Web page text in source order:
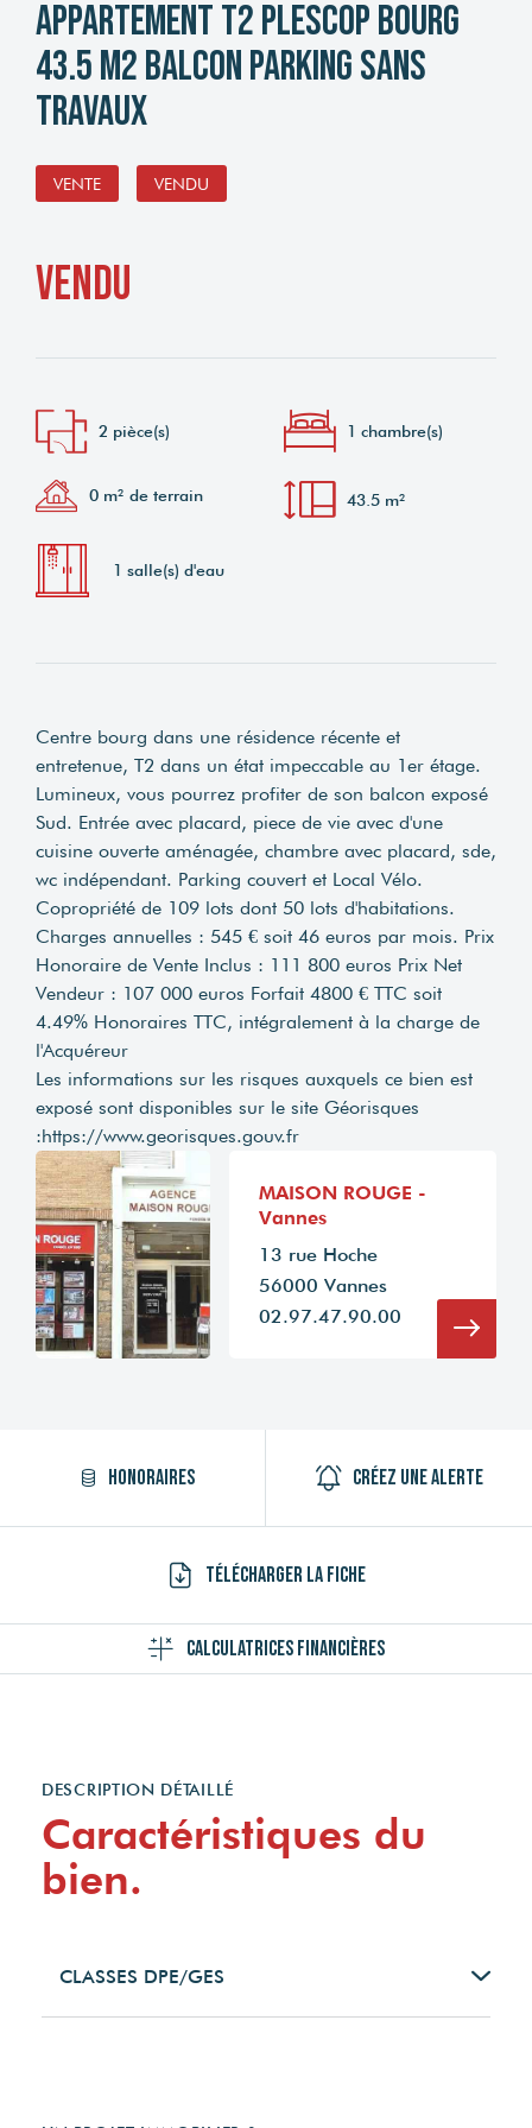
Appartement T2 Plescop Bourg
43.5 m2 balcon parking sans
travaux
VENTE VENDU
vendu
2 pièce(s) 1 chambre(s)
0 m² de terrain 43.5 m²
1 salle(s) d'eau
Centre bourg dans une résidence récente et
entretenue, T2 dans un état impeccable au 1er étage.
Lumineux, vous pourrez profiter de son balcon exposé
Sud. Entrée avec placard, piece de vie avec d'une
cuisine ouverte aménagée, chambre avec placard, sde,
wc indépendant. Parking couvert et Local Vélo.
Copropriété de 109 lots dont 50 lots d'habitations.
Charges annuelles : 545 € soit 46 euros par mois. Prix
Honoraire de Vente Inclus : 111 800 euros Prix Net
Vendeur : 107 000 euros Forfait 4800 € TTC soit
4.49% Honoraires TTC, intégralement à la charge de
l'Acquéreur
Les informations sur les risques auxquels ce bien est
exposé sont disponibles sur le site Géorisques
:https://www.georisques.gouv.fr
MAISON ROUGE -
Vannes
13 rue Hoche
56000 Vannes
02.97.47.90.00
Honoraires Créez une alerte
Télécharger la fiche
Calculatrices financières
DESCRIPTION DÉTAILLÉ
Caractéristiques du
bien.
CLASSES DPE/GES